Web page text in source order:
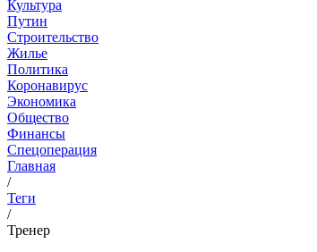
Культура
Путин
Строительство
Жилье
Политика
Коронавирус
Экономика
Общество
Финансы
Спецоперация
Главная
/
Теги
/
Тренер